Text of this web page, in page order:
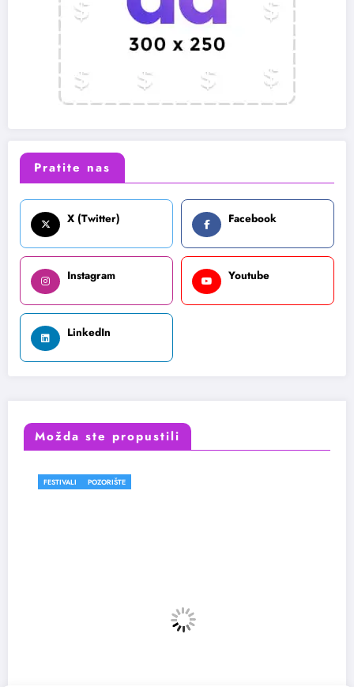
Pratite nas
X (Twitter) Facebook
Instagram Youtube
LinkedIn
Možda ste propustili
FESTIVALI POZORIŠTE